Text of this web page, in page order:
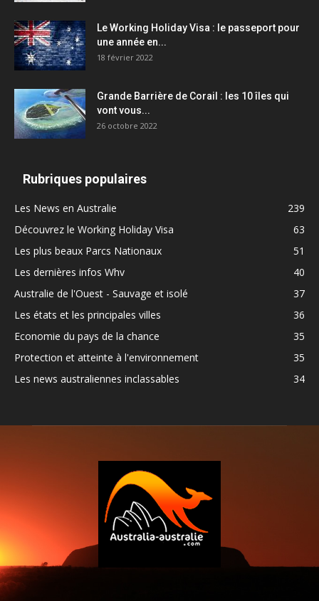
Le Working Holiday Visa : le passeport pour
une année en...
18 février 2022
Grande Barrière de Corail : les 10 îles qui
vont vous...
26 octobre 2022
Rubriques populaires
Les News en Australie
239
Découvrez le Working Holiday Visa
63
Les plus beaux Parcs Nationaux
51
Les dernières infos Whv
40
Australie de l'Ouest - Sauvage et isolé
37
Les états et les principales villes
36
Economie du pays de la chance
35
Protection et atteinte à l'environnement
35
Les news australiennes inclassables
34